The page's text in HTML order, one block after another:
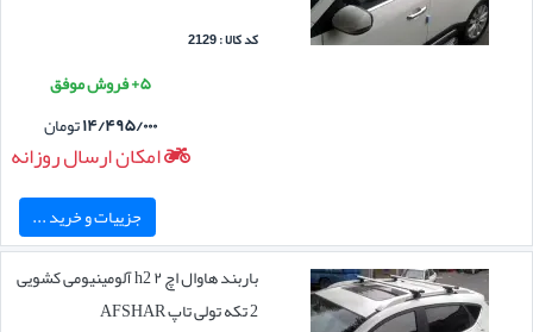
کد کالا : 2129
۵+ فروش موفق
۱۴/۴۹۵/۰۰۰تومان
امکان ارسال روزانه
جزییات و خرید ...
باربند هاوال اچ ۲ h2 آلومینیومی کشویی
2 تکه تولی تاپ AFSHAR